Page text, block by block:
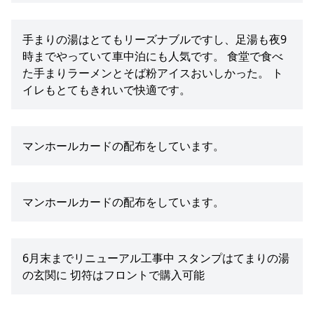
手まりの湯はとてもリーズナブルですし、足湯も夜9
時までやっていて車中泊にも人気です。 食堂で食べ
た手まりラーメンとそば粉アイスおいしかった。 ト
イレもとてもきれいで快適です。
マンホールカードの配布をしています。
マンホールカードの配布をしています。
6月末までリニューアル工事中 スタンプはてまりの湯
の玄関に 切符はフロントで購入可能